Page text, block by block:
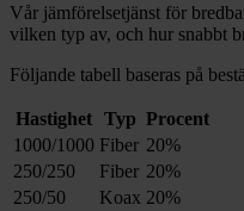
Vår jämförelsetjänst för
vilken typ av, och hur snabbt
Följande tabell baseras på
Hastighet Typ Procent
1000/1000 Fiber 20%
250/250
Fiber 20%
250/50
Koax 20%